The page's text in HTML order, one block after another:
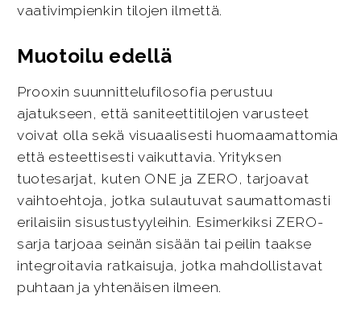
vaativimpienkin tilojen ilmettä.
Muotoilu edellä
Prooxin suunnittelufilosofia perustuu
ajatukseen, että saniteettitilojen varusteet
voivat olla sekä visuaalisesti huomaamattomia
että esteettisesti vaikuttavia. Yrityksen
tuotesarjat, kuten ONE ja ZERO, tarjoavat
vaihtoehtoja, jotka sulautuvat saumattomasti
erilaisiin sisustustyyleihin. Esimerkiksi ZERO-
sarja tarjoaa seinän sisään tai peilin taakse
integroitavia ratkaisuja, jotka mahdollistavat
puhtaan ja yhtenäisen ilmeen.